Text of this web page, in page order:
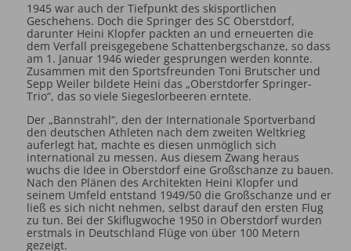
1945 war auch der Tiefpunkt des skisportlichen
Geschehens. Doch die Springer des SC Oberstdorf,
darunter Heini Klopfer packten an und erneuerten die
dem Verfall preisgegebene Schattenbergschanze, so dass
am 1. Januar 1946 wieder gesprungen werden konnte.
Zusammen mit den Sportsfreunden Toni Brutscher und
Sepp Weiler bildete Heini das „Oberstdorfer Springer-
Trio“, das so viele Siegeslorbeeren erntete.
Der „Bannstrahl“, den der Internationale Sportverband
den deutschen Athleten nach dem zweiten Weltkrieg
auferlegt hat, machte es diesen unmöglich sich
international zu messen. Aus diesem Zwang heraus
wuchs die Idee in Oberstdorf eine Großschanze zu bauen.
Nach den Plänen des Architekten Heini Klopfer und
seinem Umfeld entstand 1949/50 die Großschanze und er
ließ es sich nicht nehmen, selbst darauf den ersten Flug
zu tun. Bei der Skiflugwoche 1950 in Oberstdorf wurden
erstmals in Deutschland Flüge von über 100 Metern
gezeigt.